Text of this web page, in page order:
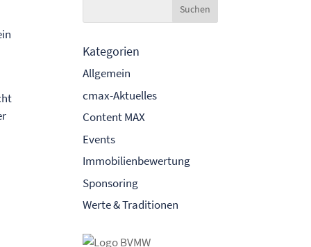
Kategorien
Allgemein
cmax-Aktuelles
Content MAX
Events
Immobilienbewertung
Sponsoring
Werte & Traditionen